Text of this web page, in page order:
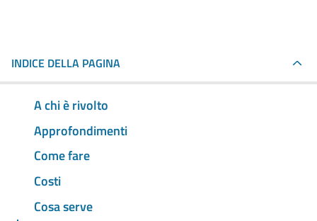
INDICE DELLA PAGINA
A chi è rivolto
Approfondimenti
Come fare
Costi
Cosa serve